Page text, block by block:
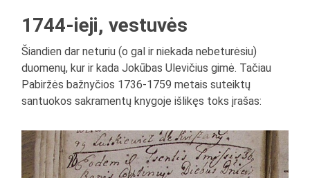
1744-ieji, vestuvės
Šiandien dar neturiu (o gal ir niekada nebeturėsiu)
duomenų, kur ir kada Jokūbas Ulevičius gimė. Tačiau
Pabiržės bažnyčios 1736-1759 metais suteiktų
santuokos sakramentų knygoje išlikęs toks įrašas: